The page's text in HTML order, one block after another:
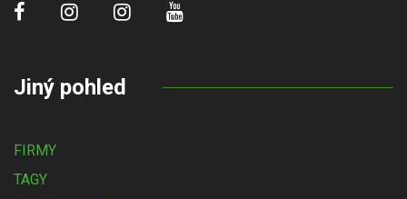
Jiný pohled
FIRMY
TAGY